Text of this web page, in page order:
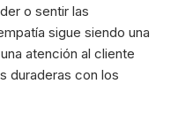
o sentir las
sigue siendo una
atención al cliente
duraderas con los